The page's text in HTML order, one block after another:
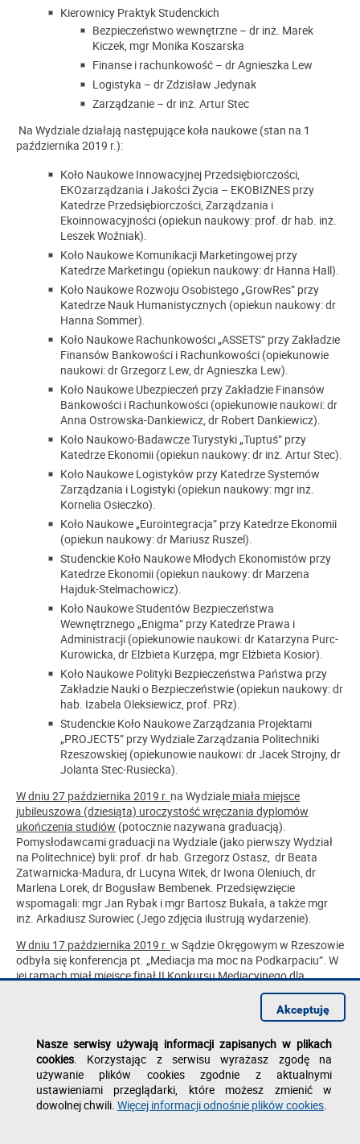
Kierownicy Praktyk Studenckich
Bezpieczeństwo wewnętrzne – dr inż. Marek
Kiczek, mgr Monika Koszarska
Finanse i rachunkowość – dr Agnieszka Lew
Logistyka – dr Zdzisław Jedynak
Zarządzanie – dr inż. Artur Stec
Na Wydziale działają następujące koła naukowe (stan na 1
października 2019 r.):
Koło Naukowe Innowacyjnej Przedsiębiorczości,
EKOzarządzania i Jakości Życia – EKOBIZNES przy
Katedrze Przedsiębiorczości, Zarządzania i
Ekoinnowacyjności (opiekun naukowy: prof. dr hab. inż.
Leszek Woźniak).
Koło Naukowe Komunikacji Marketingowej przy
Katedrze Marketingu (opiekun naukowy: dr Hanna Hall).
Koło Naukowe Rozwoju Osobistego „GrowRes” przy
Katedrze Nauk Humanistycznych (opiekun naukowy: dr
Hanna Sommer).
Koło Naukowe Rachunkowości „ASSETS” przy Zakładzie
Finansów Bankowości i Rachunkowości (opiekunowie
naukowi: dr Grzegorz Lew, dr Agnieszka Lew).
Koło Naukowe Ubezpieczeń przy Zakładzie Finansów
Bankowości i Rachunkowości (opiekunowie naukowi: dr
Anna Ostrowska-Dankiewicz, dr Robert Dankiewicz).
Koło Naukowo-Badawcze Turystyki „Tuptuś” przy
Katedrze Ekonomii (opiekun naukowy: dr inż. Artur Stec).
Koło Naukowe Logistyków przy Katedrze Systemów
Zarządzania i Logistyki (opiekun naukowy: mgr inż.
Kornelia Osieczko).
Koło Naukowe „Eurointegracja” przy Katedrze Ekonomii
(opiekun naukowy: dr Mariusz Ruszel).
Studenckie Koło Naukowe Młodych Ekonomistów przy
Katedrze Ekonomii (opiekun naukowy: dr Marzena
Hajduk-Stelmachowicz).
Koło Naukowe Studentów Bezpieczeństwa
Wewnętrznego „Enigma” przy Katedrze Prawa i
Administracji (opiekunowie naukowi: dr Katarzyna Purc-
Kurowicka, dr Elżbieta Kurzępa, mgr Elżbieta Kosior).
Koło Naukowe Polityki Bezpieczeństwa Państwa przy
Zakładzie Nauki o Bezpieczeństwie (opiekun naukowy: dr
hab. Izabela Oleksiewicz, prof. PRz).
Studenckie Koło Naukowe Zarządzania Projektami
„PROJECT5” przy Wydziale Zarządzania Politechniki
Rzeszowskiej (opiekunowie naukowi: dr Jacek Strojny, dr
Jolanta Stec-Rusiecka).
W dniu 27 października 2019 r. na Wydziale miała miejsce
jubileuszowa (dziesiąta) uroczystość wręczania dyplomów
ukończenia studiów (potocznie nazywana graduacją).
Pomysłodawcami graduacji na Wydziale (jako pierwszy Wydział
na Politechnice) byli: prof. dr hab. Grzegorz Ostasz, dr Beata
Zatwarnicka-Madura, dr Lucyna Witek, dr Iwona Oleniuch, dr
Marlena Lorek, dr Bogusław Bembenek. Przedsięwzięcie
wspomagali: mgr Jan Rybak i mgr Bartosz Bukała, a także mgr
inż. Arkadiusz Surowiec (Jego zdjęcia ilustrują wydarzenie).
W dniu 17 października 2019 r. w Sądzie Okręgowym w Rzeszowie
odbyła się konferencja pt. „Mediacja ma moc na Podkarpaciu”. W
jej ramach miał miejsce finał II Konkursu Mediacyjnego dla
studentów uczelni wyższych w okręgu. Studenci zaprezentowali
zajęli reprezentanci
Koła Naukowego Studentów Bezpieczeństwa Wewnętrznego
„ENIGMA”, działającego przy Katedrze Prawa i Administracji na
WZ oraz Studenckiego Biura Porad Prawnych „Klinika Prawa”
WSPiA Rzeszowskiej Szkoły Wyższej.
W dniu 18 października 2019 r. na Wydziale odbyło się spotkanie
z osobami chcącymi uczestniczyć w III edycji Programu „Legia
Nasze serwisy używają informacji zapisanych w plikach
cookies. Korzystając z serwisu wyrażasz zgodę na
używanie plików cookies zgodnie z aktualnymi
ustawieniami przeglądarki, które możesz zmienić w
dowolnej chwili. Więcej informacji odnośnie plików cookies.
Akceptuję